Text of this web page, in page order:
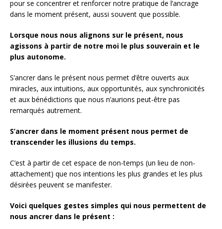
pour se concentrer et renforcer notre pratique de l’ancrage
dans le moment présent, aussi souvent que possible.
Lorsque nous nous alignons sur le présent, nous
agissons à partir de notre moi le plus souverain et le
plus autonome.
S’ancrer dans le présent nous permet d’être ouverts aux
miracles, aux intuitions, aux opportunités, aux synchronicités
et aux bénédictions que nous n’aurions peut-être pas
remarqués autrement.
S’ancrer dans le moment présent nous permet de
transcender les illusions du temps.
C’est à partir de cet espace de non-temps (un lieu de non-
attachement) que nos intentions les plus grandes et les plus
désirées peuvent se manifester.
Voici quelques gestes simples qui nous permettent de
nous ancrer dans le présent :